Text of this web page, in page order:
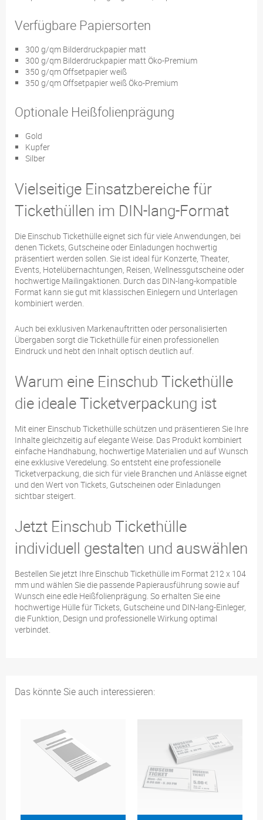
Verfügbare Papiersorten
300 g/qm Bilderdruckpapier matt
300 g/qm Bilderdruckpapier matt Öko-Premium
350 g/qm Offsetpapier weiß
350 g/qm Offsetpapier weiß Öko-Premium
Optionale Heißfolienprägung
Gold
Kupfer
Silber
Vielseitige Einsatzbereiche für
Tickethüllen im DIN-lang-Format
Die Einschub Tickethülle eignet sich für viele Anwendungen, bei
denen Tickets, Gutscheine oder Einladungen hochwertig
präsentiert werden sollen. Sie ist ideal für Konzerte, Theater,
Events, Hotelübernachtungen, Reisen, Wellnessgutscheine oder
hochwertige Mailingaktionen. Durch das DIN-lang-kompatible
Format kann sie gut mit klassischen Einlegern und Unterlagen
kombiniert werden.
Auch bei exklusiven Markenauftritten oder personalisierten
Übergaben sorgt die Tickethülle für einen professionellen
Eindruck und hebt den Inhalt optisch deutlich auf.
Warum eine Einschub Tickethülle
die ideale Ticketverpackung ist
Mit einer Einschub Tickethülle schützen und präsentieren Sie Ihre
Inhalte gleichzeitig auf elegante Weise. Das Produkt kombiniert
einfache Handhabung, hochwertige Materialien und auf Wunsch
eine exklusive Veredelung. So entsteht eine professionelle
Ticketverpackung, die sich für viele Branchen und Anlässe eignet
und den Wert von Tickets, Gutscheinen oder Einladungen
sichtbar steigert.
Jetzt Einschub Tickethülle
individuell gestalten und auswählen
Bestellen Sie jetzt Ihre Einschub Tickethülle im Format 212 x 104
mm und wählen Sie die passende Papierausführung sowie auf
Wunsch eine edle Heißfolienprägung. So erhalten Sie eine
hochwertige Hülle für Tickets, Gutscheine und DIN-lang-Einleger,
die Funktion, Design und professionelle Wirkung optimal
verbindet.
Das könnte Sie auch interessieren: